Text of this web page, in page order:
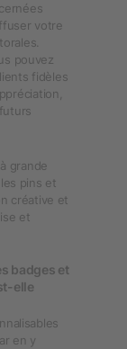
votre
pouvez
fidèles
grande
pins et
créative et
et
badges et
elle
en y